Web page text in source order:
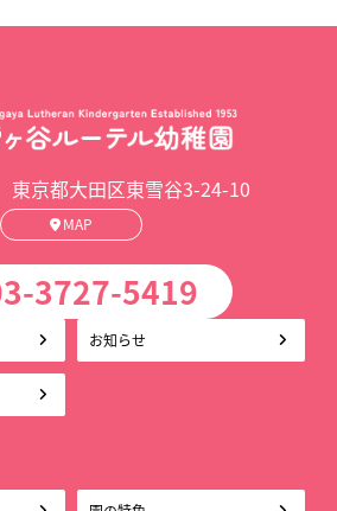
京都大田区東雪谷3-24-10
MAP
3727-5419
お知らせ